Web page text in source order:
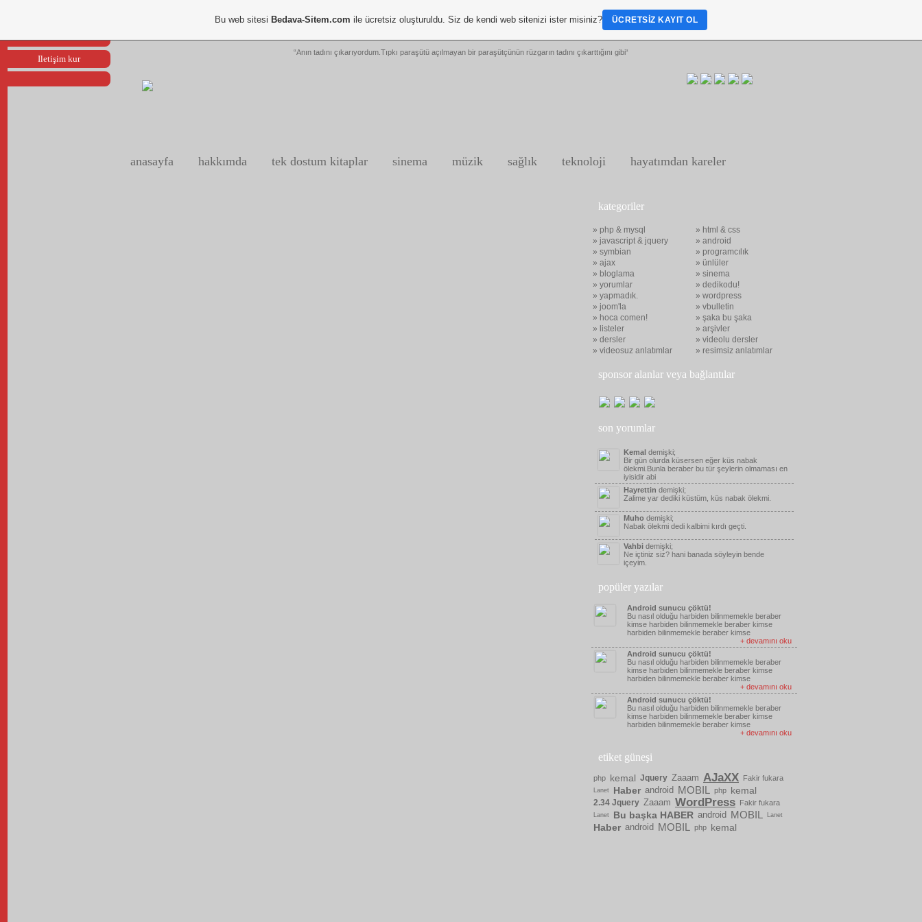
Reklam ver
Iletişim kur
“Anın tadını çıkarıyordum.Tıpkı paraşütü açılmayan bir paraşütçünün rüzgarın tadını çıkarttığını gibi“
anasayfa hakkımda tek dostum kitaplar sinema müzik sağlık teknoloji hayatımdan kareler
kategoriler
» php & mysql
» html & css
» javascript & jquery
» android
» symbian
» programcılık
» ajax
» ünlüler
» bloglama
» sinema
» yorumlar
» dedikodu!
» yapmadık.
» wordpress
» joom'la
» vbulletin
» hoca comen!
» şaka bu şaka
» listeler
» arşivler
» dersler
» videolu dersler
» videosuz anlatımlar
» resimsiz anlatımlar
sponsor alanlar veya bağlantılar
son yorumlar
Kemal demişki;
Bir gün olurda küsersen eğer küs nabak
ölekmi.Bunla beraber bu tür şeylerin olmaması en
iyisidir abi
Hayrettin demişki;
Zalime yar dediki küstüm, küs nabak ölekmi.
Muho demişki;
Nabak ölekmi dedi kalbimi kırdı geçti.
Vahbi demişki;
Ne içtiniz siz? hani banada söyleyin bende
içeyim.
popüler yazılar
Android sunucu çöktü!
Bu nasıl olduğu harbiden bilinmemekle beraber
kimse harbiden bilinmemekle beraber kimse
harbiden bilinmemekle beraber kimse
+ devamını oku
Android sunucu çöktü!
Bu nasıl olduğu harbiden bilinmemekle beraber
kimse harbiden bilinmemekle beraber kimse
harbiden bilinmemekle beraber kimse
+ devamını oku
Android sunucu çöktü!
Bu nasıl olduğu harbiden bilinmemekle beraber
kimse harbiden bilinmemekle beraber kimse
harbiden bilinmemekle beraber kimse
+ devamını oku
etiket güneşi
php kemal Jquery Zaaam AJaXX Fakir fukara
Lanet Haber android MOBIL php kemal
2.34 Jquery Zaaam WordPress Fakir fukara
Lanet Bu başka HABER android MOBIL Lanet
Haber android MOBIL php kemal
Bu web sitesi Bedava-Sitem.com ile ücretsiz oluşturuldu. Siz de kendi web sitenizi ister misiniz? ÜCRETSIZ KAYIT OL